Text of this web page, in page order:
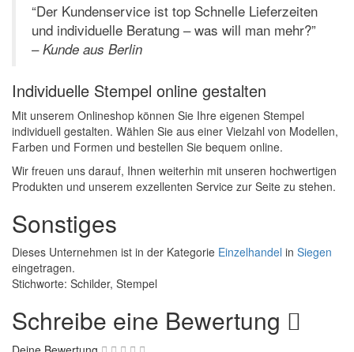
“Der Kundenservice ist top Schnelle Lieferzeiten
und individuelle Beratung – was will man mehr?”
–Kunde aus Berlin
Individuelle Stempel online gestalten
Mit unserem Onlineshop können Sie Ihre eigenen Stempel
individuell gestalten. Wählen Sie aus einer Vielzahl von Modellen,
Farben und Formen und bestellen Sie bequem online.
Wir freuen uns darauf, Ihnen weiterhin mit unseren hochwertigen
Produkten und unserem exzellenten Service zur Seite zu stehen.
Sonstiges
Dieses Unternehmen ist in der Kategorie Einzelhandel in Siegen
eingetragen.
Stichworte: Schilder, Stempel
Schreibe eine Bewertung